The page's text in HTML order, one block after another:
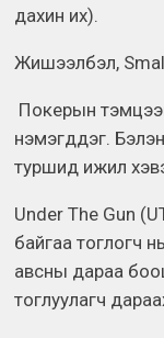
дахин их).
Жишээлбэл,
Покерын
нэмэгддэг.
туршид ижил
Under The Gun
байгаа тоглогч
авсны дараа
тоглуулагч